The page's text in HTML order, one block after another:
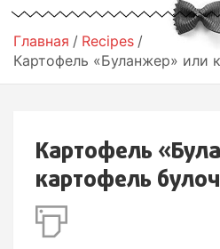
Главная
Recipes
Картофель «Буланжер» или
Картофель
картофель